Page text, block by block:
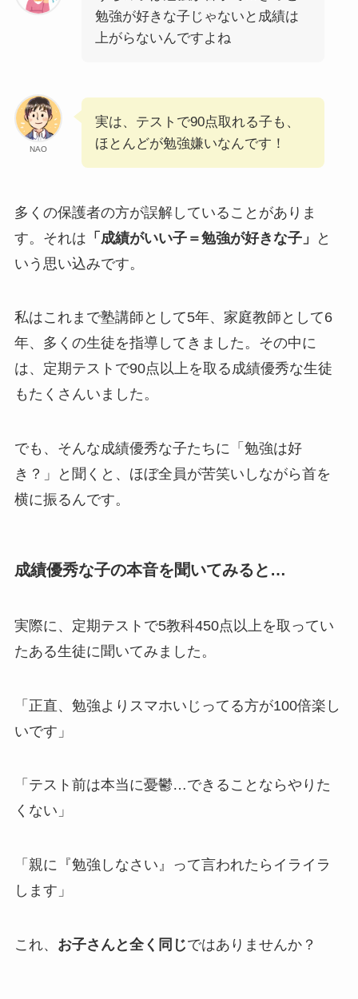
勉強が好きな子じゃないと成績は
上がらないんですよね
NAO
実は、テストで90点取れる子も、
ほとんどが勉強嫌いなんです！
多くの保護者の方が誤解していることがありま
す。それは 「成績がいい子＝勉強が好きな子」
と
いう思い込みです。
私はこれまで塾講師として5年、家庭教師として6
年、多くの生徒を指導してきました。その中に
は、定期テストで90点以上を取る成績優秀な生徒
もたくさんいました。
でも、そんな成績優秀な子たちに「勉強は好
き？」と聞くと、ほぼ全員が苦笑いしながら首を
横に振るんです。
成績優秀な子の本音を聞いてみると…
実際に、定期テストで5教科450点以上を取ってい
たある生徒に聞いてみました。
「正直、勉強よりスマホいじってる方が100倍楽し
いです」
「テスト前は本当に憂鬱…できることならやりた
くない」
「親に『勉強しなさい』って言われたらイライラ
します」
これ、 お子さんと全く同じではありませんか？